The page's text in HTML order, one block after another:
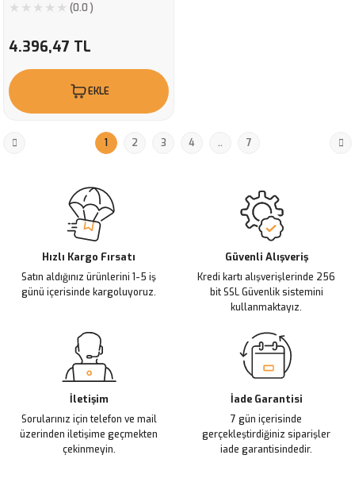
(0.0 )
4.396,47 TL
EKLE
1 2 3 4 .. 7
Hızlı Kargo Fırsatı
Satın aldığınız ürünlerini 1-5 iş
günü içerisinde kargoluyoruz.
Güvenli Alışveriş
Kredi kartı alışverişlerinde 256
bit SSL Güvenlik sistemini
kullanmaktayız.
İletişim
Sorularınız için telefon ve mail
üzerinden iletişime geçmekten
çekinmeyin.
İade Garantisi
7 gün içerisinde
gerçekleştirdiğiniz siparişler
iade garantisindedir.